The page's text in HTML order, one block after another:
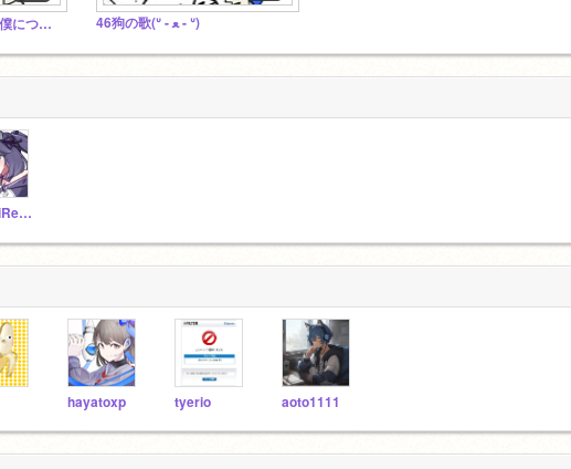
46狗のお家(ฅ`･ω･´)っ/僕について 46狗の歌(ᐡ - ﻌ - ᐡ)
YuzukiReira_Aqours
hayatoxp tyerio aoto1111